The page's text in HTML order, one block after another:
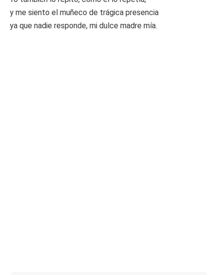
y me siento el muñeco de trágica presencia
ya que nadie responde, mi dulce madre mía.